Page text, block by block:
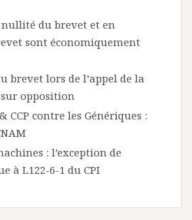
nullité du brevet et en
sont économiquement
brevet lors de l’appel de la
sur opposition
CCP contre les Génériques :
: l’exception de
à L122-6-1 du CPI